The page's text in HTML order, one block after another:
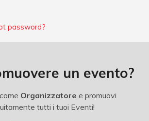
password?
un evento?
Organizzatore e promuovi
tutti i tuoi Eventi!